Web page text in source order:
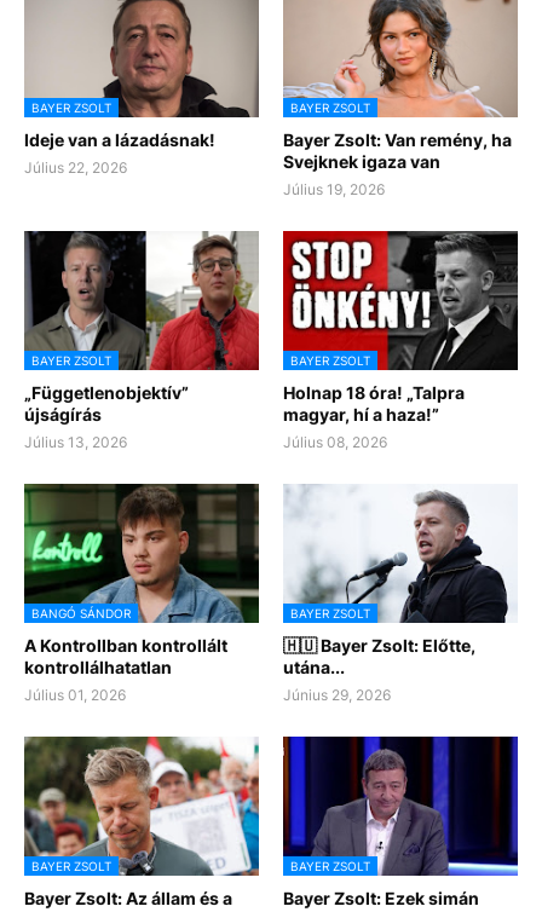
BAYER ZSOLT
Ideje van a lázadásnak!
Július 22, 2026
BAYER ZSOLT
Bayer Zsolt: Van remény, ha
Svejknek igaza van
Július 19, 2026
BAYER ZSOLT
„Függetlenobjektív”
újságírás
Július 13, 2026
BAYER ZSOLT
Holnap 18 óra! „Talpra
magyar, hí a haza!”
Július 08, 2026
BANGÓ SÁNDOR
A Kontrollban kontrollált
kontrollálhatatlan
Július 01, 2026
BAYER ZSOLT
🇭🇺 Bayer Zsolt: Előtte,
utána...
Június 29, 2026
BAYER ZSOLT
Bayer Zsolt: Az állam és a
BAYER ZSOLT
Bayer Zsolt: Ezek simán